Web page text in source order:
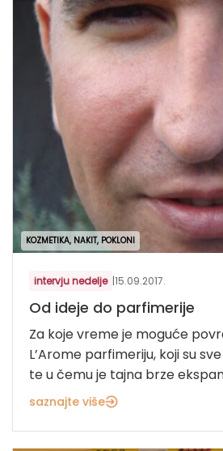
KOZMETIKA, NAKIT, POKLONI
intervju nedelje |15.09.2017.
Od ideje do parfimerije
Za koje vreme je moguće
L’Arome parfimeriju, koji su
te u čemu je tajna brze
saznajte više